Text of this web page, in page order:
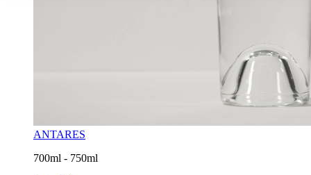
ANTARES
700ml - 750ml